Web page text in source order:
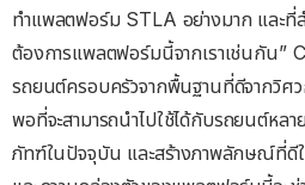
ทำแพลตฟอร์ม STLA อย่างมาก และ
ต้องการแพลตฟอร์มนี้จากเราเช่นกัน”
รถยนต์ครอบครัวจากพื้นฐานที่ดีจากวิศว
พอที่จะสามารถนำไปใช้ได้กับรถยนต์หล
ภัทฑ์ในปัจจุบัน และสร้างภาพลักษณ์ที่ดี